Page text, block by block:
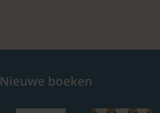
Nieuwe boeken